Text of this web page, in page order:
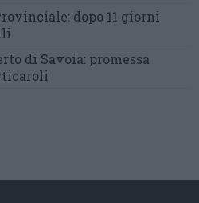
dopo 11 giorni
di Savoia: promessa